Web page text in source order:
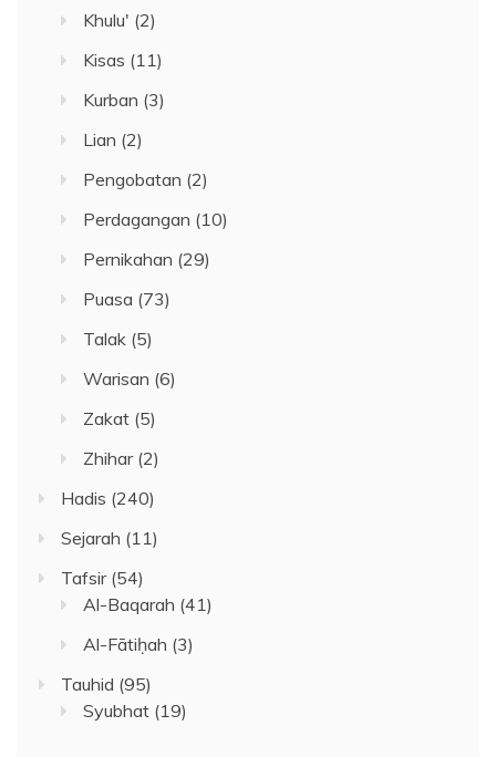
Khulu' (2)
Kisas (11)
Kurban (3)
Lian (2)
Pengobatan (2)
Perdagangan (10)
Pernikahan (29)
Puasa (73)
Talak (5)
Warisan (6)
Zakat (5)
Zhihar(2)
Hadis (240)
Sejarah (11)
Tafsir(54)
Al-Baqarah (41)
Al-Fātiḥah (3)
Tauhid (95)
Syubhat (19)